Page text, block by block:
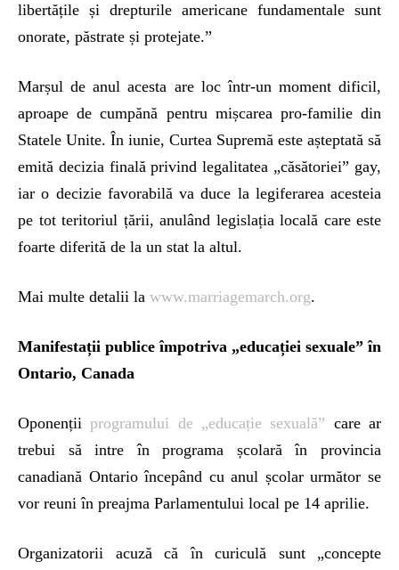
libertățile și drepturile americane fundamentale sunt
onorate, păstrate și protejate.”
Marșul de anul acesta are loc într-un moment dificil,
aproape de cumpănă pentru mișcarea pro-familie din
Statele Unite. În iunie, Curtea Supremă este așteptată să
emită decizia finală privind legalitatea „căsătoriei” gay,
iar o decizie favorabilă va duce la legiferarea acesteia
pe tot teritoriul țării, anulând legislația locală care este
foarte diferită de la un stat la altul.
Mai multe detalii la www.marriagemarch.org.
Manifestații publice împotriva „educației sexuale” în
Ontario, Canada
Oponenții programului de „educație sexuală” care ar
trebui să intre în programa școlară în provincia
canadiană Ontario începând cu anul școlar următor se
vor reuni în preajma Parlamentului local pe 14 aprilie.
Organizatorii acuză că în curiculă sunt „concepte